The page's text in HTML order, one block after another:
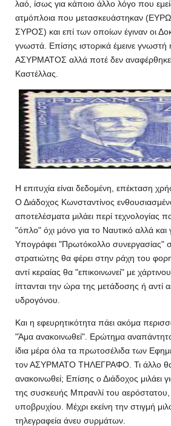
λαό, ίσως για κάποιο άλλο λόγο που
ατμόπλοια που μετασκευάστηκαν
ΣΥΡΟΣ) και επί των οποίων έγιναν οι
γνωστά. Επίσης ιστορικά έμεινε γνωστή
ΑΣΥΡΜΑΤΟΣ αλλά ποτέ δεν αναφέρθηκε
Καστέλλας.
Η επιτυχία είναι δεδομένη, επέκταση
Ο Διάδοχος Κωνσταντίνος
αποτελέσματα μιλάει περί τεχνολογίας
"όπλο" όχι μόνο για το Ναυτικό αλλά και
Υπογράφει "Πρωτόκολλο συνεργασίας"
στρατιώτης θα φέρει στην ράχη του
αντί κεραίας θα "επικοινωνεί" με
ίπτανται την ώρα της μετάδοσης ή αντί
υδρογόνου.
Και η εφευρητικότητα πάει ακόμα
"Άμα ανακοινωθεί". Ερώτημα
ίδια μέρα όλα τα πρωτοσέλιδα των
τον ΑΣΥΡΜΑΤΟ ΤΗΛΕΓΡΑΦΟ. Τι άλλο
ανακοινωθεί; Επίσης ο Διάδοχος μιλάει
της συσκευής Μπρανλί του αερόστατου,
υποβρυχίου. Μέχρι εκείνη την στιγμή
τηλεγραφεία άνευ συρμάτων.